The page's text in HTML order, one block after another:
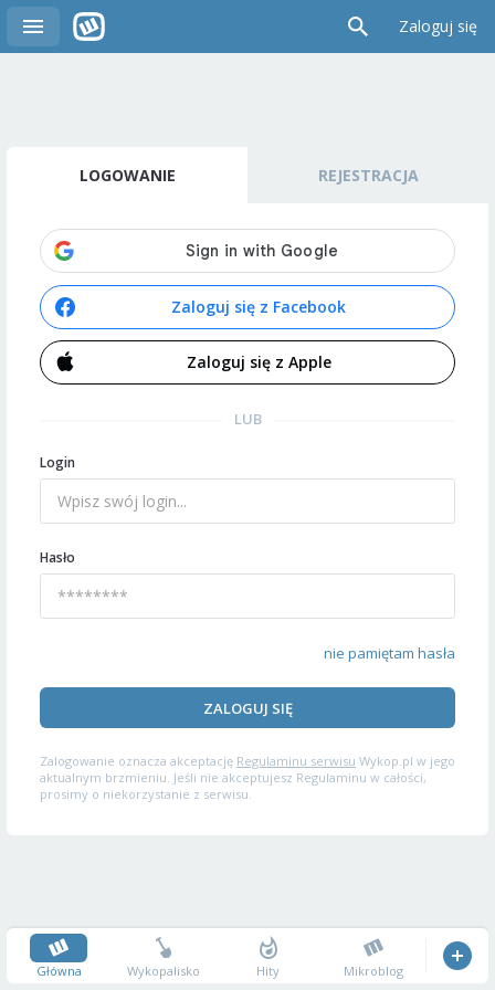
Zaloguj się
LOGOWANIE REJESTRACJA
Zaloguj się z Facebook
Zaloguj się z Apple
LUB
Login
Hasło
nie pamiętam hasła
ZALOGUJ SIĘ
Zalogowanie oznacza akceptację Regulaminu serwisu Wykop.pl w jego
aktualnym brzmieniu. Jeśli nie akceptujesz Regulaminu w całości,
prosimy o niekorzystanie z serwisu.
Główna Wykopalisko Hity Mikroblog